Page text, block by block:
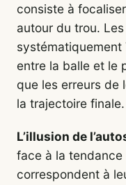
consiste à
autour du trou.
systématiquement
entre la balle et le
que les erreurs de
la trajectoire finale.
L’illusion de
face à la
correspondent à